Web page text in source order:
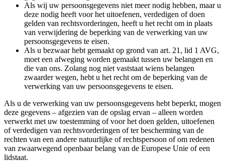
Als wij uw persoonsgegevens niet meer nodig hebben, maar u
deze nodig heeft voor het uitoefenen, verdedigen of doen
gelden van rechtsvorderingen, heeft u het recht om in plaats
van verwijdering de beperking van de verwerking van uw
persoonsgegevens te eisen.
Als u bezwaar hebt gemaakt op grond van art. 21, lid 1 AVG,
moet een afweging worden gemaakt tussen uw belangen en
die van ons. Zolang nog niet vaststaat wiens belangen
zwaarder wegen, hebt u het recht om de beperking van de
verwerking van uw persoonsgegevens te eisen.
Als u de verwerking van uw persoonsgegevens hebt beperkt, mogen
deze gegevens – afgezien van de opslag ervan – alleen worden
verwerkt met uw toestemming of voor het doen gelden, uitoefenen
of verdedigen van rechtsvorderingen of ter bescherming van de
rechten van een andere natuurlijke of rechtspersoon of om redenen
van zwaarwegend openbaar belang van de Europese Unie of een
lidstaat.